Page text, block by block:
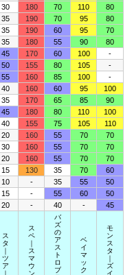
30 180 70 110
80
35 190 70 95
80
35 190 60 95
70
35 180 55 90
80
45 170 60 100
-
50 155 80 105
-
55 160 85 100
-
40 160 60 95
100
35 170 65 85
90
45 180 80 110
100
40 155 75 105
110
20 160 55 70
70
30 160 55 70
70
20 160 55 70
70
15 130 35 70
60
10 - 35 55
50
15 - 55 60
50
20 - 40 - 45
ス
タ
｜
ツ
ア
｜
ス
ペ
｜
ス
マ
ウ
ン
バ
ズ
の
ア
ス
ト
ロ
ブ
ベ
イ
マ
ッ
ク
モ
ン
ス
タ
｜
ズ
イ